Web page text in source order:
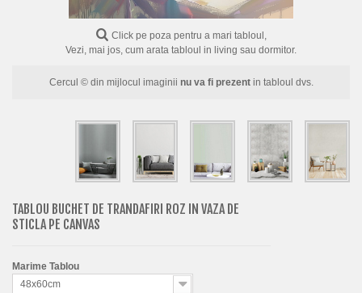
Click pe poza pentru a mari tabloul,
Vezi, mai jos, cum arata tabloul in living sau dormitor.
Cercul © din mijlocul imaginii nu va fi prezentin tabloul dvs.
TABLOU BUCHET DE TRANDAFIRI ROZ IN VAZA DE
STICLA PE CANVAS
Marime Tablou
48x60cm